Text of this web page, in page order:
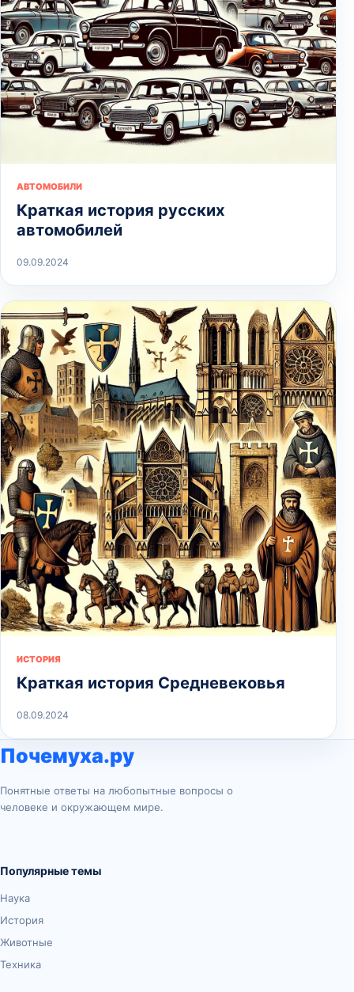
АВТОМОБИЛИ
Краткая история русских
автомобилей
09.09.2024
ИСТОРИЯ
Краткая история Средневековья
08.09.2024
Почемуха.ру
Понятные ответы на любопытные вопросы о
человеке и окружающем мире.
Популярные темы
Наука
История
Животные
Техника